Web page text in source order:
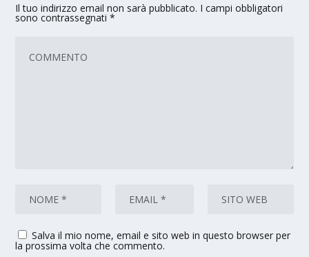
Il tuo indirizzo email non sarà pubblicato. I campi obbligatori
sono contrassegnati*
Salva il mio nome, email e sito web in questo browser per
la prossima volta che commento.